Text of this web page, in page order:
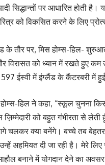
सिद्धान्तों पर आधारित होती
को विकसित करने के लिए
के तौर पर, मिस होम्स-हिल-
विरासत को ध्यान में रखते हुए कम
ईस्वी में इंग्लैंड के कैंटरबरी में
हिल ने कहा, “स्कूल चुनना
ज़िम्मेदारी को बहुत गंभीरता से
चलकर क्या बनेंगे। बच्चे तब बेहतर
अहमियत दी जा रही है। मेरे
बनाने में योगदान देने का